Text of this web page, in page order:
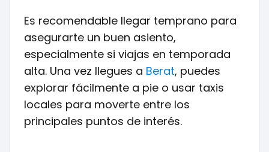
Es recomendable llegar temprano para
asegurarte un buen asiento,
especialmente si viajas en temporada
alta. Una vez llegues a Berat, puedes
explorar fácilmente a pie o usar taxis
locales para moverte entre los
principales puntos de interés.